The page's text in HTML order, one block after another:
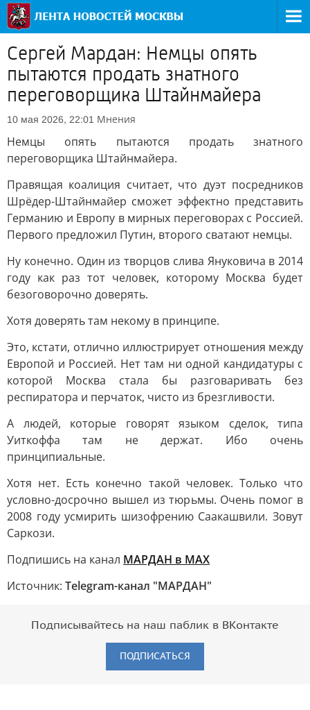
Сергей Мардан: Немцы опять
пытаются продать знатного
переговорщика Штайнмайера
10 мая 2026, 22:01 Мнения
Немцы опять пытаются продать знатного
переговорщика Штайнмайера.
Правящая коалиция считает, что дуэт посредников
Шрёдер-Штайнмайер сможет эффектно представить
Германию и Европу в мирных переговорах с Россией.
Первого предложил Путин, второго сватают немцы.
Ну конечно. Один из творцов слива Януковича в 2014
году как раз тот человек, которому Москва будет
безоговорочно доверять.
Хотя доверять там некому в принципе.
Это, кстати, отлично иллюстрирует отношения между
Европой и Россией. Нет там ни одной кандидатуры с
которой Москва стала бы разговаривать без
респиратора и перчаток, чисто из брезгливости.
А людей, которые говорят языком сделок, типа
Уиткоффа там не держат. Ибо очень
принципиальные.
Хотя нет. Есть конечно такой человек. Только что
условно-досрочно вышел из тюрьмы. Очень помог в
2008 году усмирить шизофрению Саакашвили. Зовут
Саркози.
Подпишись на канал МАРДАН в МAX
Источник: Telegram-канал "МАРДАН"
Подписывайтесь на наш паблик в ВКонтакте
ПОДПИСАТЬСЯ